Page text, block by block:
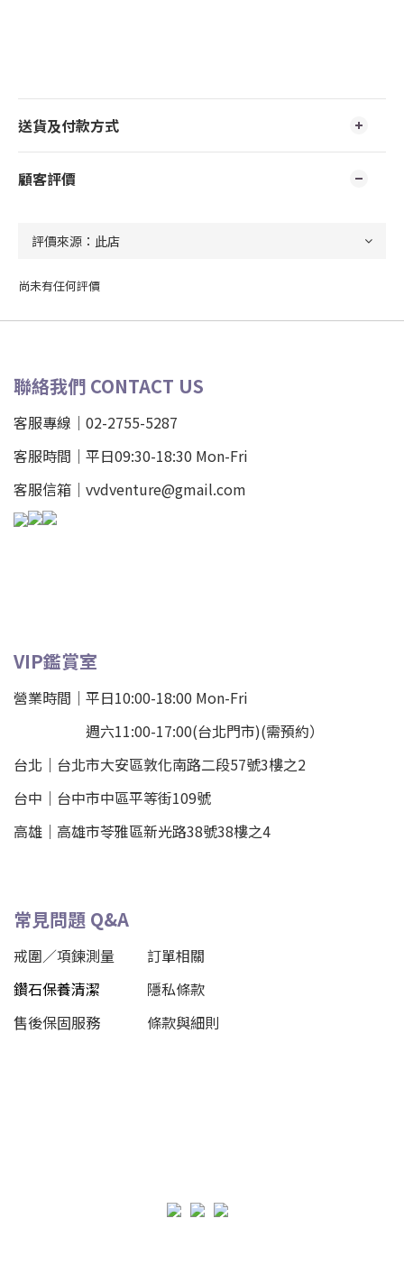
送貨及付款方式
顧客評價
尚未有任何評價
聯絡我們 CONTACT US
客服專線｜02-2755-5287
客服時間｜平日09:30-18:30 Mon-Fri
客服信箱｜vvdventure@gmail.com
VIP鑑賞室
營業時間｜平日10:00-18:00 Mon-Fri
週六11:00-17:00(台北門市)(需預約）
台北 ｜ 台北市大安區敦化南路二段57號3樓之2
台中｜ 台中市中區平等街109號
高雄｜ 高雄市苓雅區新光路38號38樓之4
常見問題 Q&A
戒圍／項鍊測量
訂單相關
鑽石保養清潔
隱私條款
售後保固服務
條款與細則